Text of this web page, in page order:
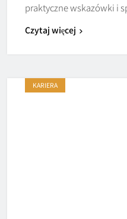
praktyczne wskazówki i
Czytaj więcej
KARIERA